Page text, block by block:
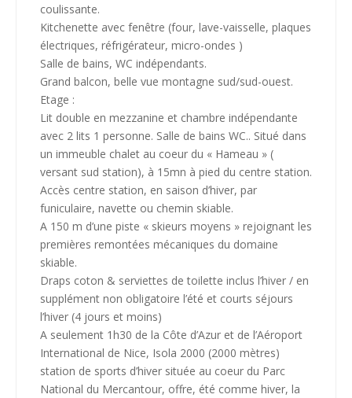
coulissante.
Kitchenette avec fenêtre (four, lave-vaisselle, plaques
électriques, réfrigérateur, micro-ondes )
Salle de bains, WC indépendants.
Grand balcon, belle vue montagne sud/sud-ouest.
Etage :
Lit double en mezzanine et chambre indépendante
avec 2 lits 1 personne. Salle de bains WC.. Situé dans
un immeuble chalet au coeur du « Hameau » (
versant sud station), à 15mn à pied du centre station.
Accès centre station, en saison d’hiver, par
funiculaire, navette ou chemin skiable.
A 150 m d’une piste « skieurs moyens » rejoignant les
premières remontées mécaniques du domaine
skiable.
Draps coton & serviettes de toilette inclus l’hiver / en
supplément non obligatoire l’été et courts séjours
l’hiver (4 jours et moins)
A seulement 1h30 de la Côte d’Azur et de l’Aéroport
International de Nice, Isola 2000 (2000 mètres)
station de sports d’hiver située au coeur du Parc
National du Mercantour, offre, été comme hiver, la